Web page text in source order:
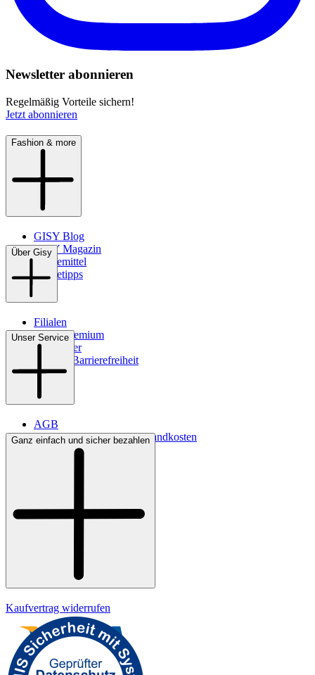
Newsletter abonnieren
Regelmäßig Vorteile sichern!
Jetzt abonnieren
Fashion & more
GISY Blog
GISY Magazin
Pflegemittel
Pflegetipps
Über Gisy
Filialen
WMS-Premium
Newsletter
Digitale Barrierefreiheit
Unser Service
AGB
Lieferbedingungen & Versandkosten
Bezahlung
Ganz einfach und sicher bezahlen
Kaufvertrag widerrufen